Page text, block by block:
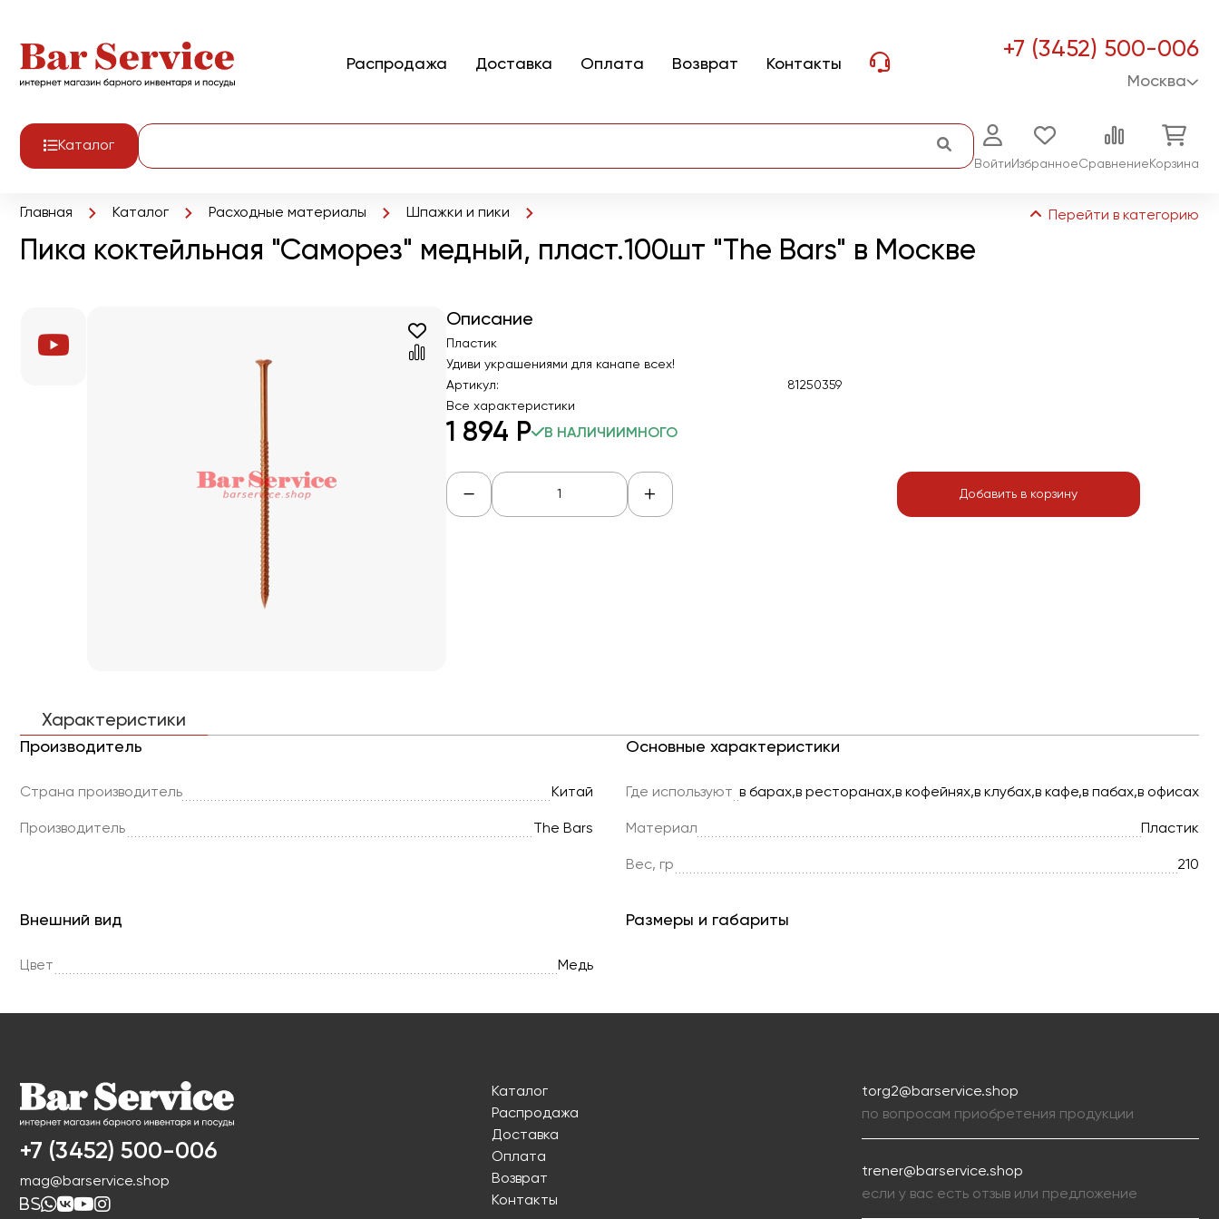
Распродажа Доставка Оплата Возврат Контакты
+7 (3452) 500-006
Москва
Каталог
Войти ИзбранноеСравнение Корзина
Главная Каталог Расходные материалы Шпажки и пики
Пика коктейльная "Саморез" медный, пласт.100шт "The Bars" в Москве
Перейти в категорию
Описание
Пластик
Удиви украшениями для канапе всех!
Артикул:
81250359
Все характеристики
1 894 Р В НАЛИЧИИ МНОГО
Добавить в корзину
Характеристики
Производитель
Страна производитель Китай
Производитель The Bars
Основные характеристики
Где используют в барах,в ресторанах,в кофейнях,в клубах,в кафе,в пабах,в офисах
Материал Пластик
Вес, гр 210
Внешний вид
Цвет Медь
Размеры и габариты
+7 (3452) 500-006
mag@barservice.shop
Каталог
Распродажа
Доставка
Оплата
Возврат
Контакты
torg2@barservice.shop
по вопросам приобретения продукции
trener@barservice.shop
если у вас есть отзыв или предложение